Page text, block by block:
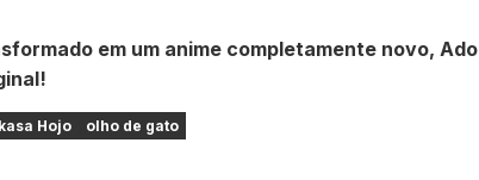
em um anime completamente novo, Ado
Hojo olho de gato